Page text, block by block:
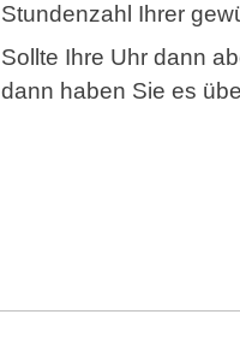
Stundenzahl Ihrer
Sollte Ihre Uhr dann
dann haben Sie es